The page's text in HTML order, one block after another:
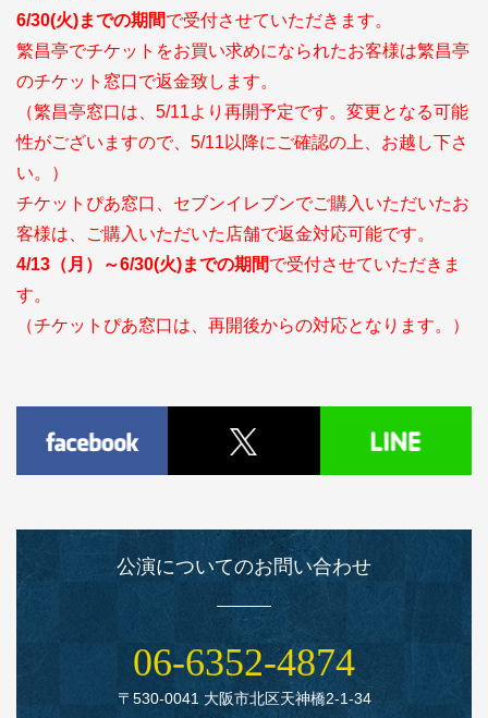
6/30(火)までの期間で受付させていただきます。
繁昌亭でチケットをお買い求めになられたお客様は繁昌亭
のチケット窓口で返金致します。
（繁昌亭窓口は、5/11より再開予定です。変更となる可能
性がございますので、5/11以降にご確認の上、お越し下さ
い。）
チケットぴあ窓口、セブンイレブンでご購入いただいたお
客様は、ご購入いただいた店舗で返金対応可能です。
4/13（月）～6/30(火)までの期間で受付させていただきま
す。
（チケットぴあ窓口は、再開後からの対応となります。）
公演についてのお問い合わせ
06‑6352‑4874
〒530‑0041 大阪市北区天神橋2‑1‑34